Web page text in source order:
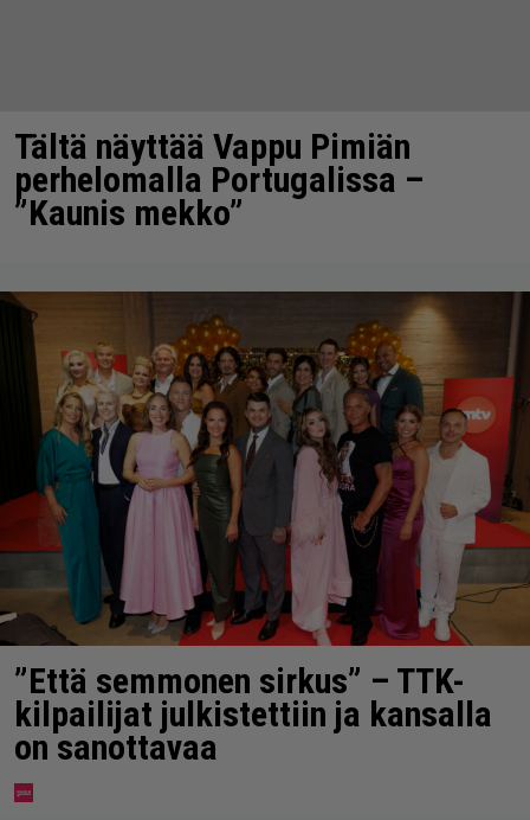
Tältä näyttää Vappu Pimiän
perhelomalla Portugalissa –
”Kaunis mekko”
”Että semmonen sirkus” – TTK-
kilpailijat julkistettiin ja kansalla
on sanottavaa